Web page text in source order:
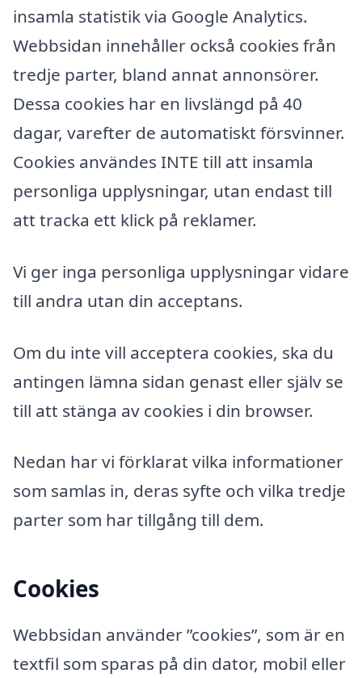
insamla statistik via Google Analytics.
Webbsidan innehåller också cookies från
tredje parter, bland annat annonsörer.
Dessa cookies har en livslängd på 40
dagar, varefter de automatiskt försvinner.
Cookies användes INTE till att insamla
personliga upplysningar, utan endast till
att tracka ett klick på reklamer.
Vi ger inga personliga upplysningar vidare
till andra utan din acceptans.
Om du inte vill acceptera cookies, ska du
antingen lämna sidan genast eller själv se
till att stänga av cookies i din browser.
Nedan har vi förklarat vilka informationer
som samlas in, deras syfte och vilka tredje
parter som har tillgång till dem.
Cookies
Webbsidan använder ”cookies”, som är en
textfil som sparas på din dator, mobil eller